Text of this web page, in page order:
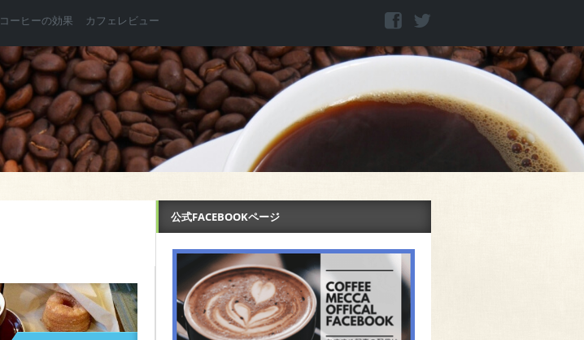
コーヒーの効果 カフェレビュー
公式FACEBOOKページ